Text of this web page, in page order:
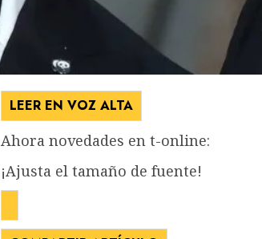
LEER EN VOZ ALTA
Ahora novedades en t-online:
¡Ajusta el tamaño de fuente!